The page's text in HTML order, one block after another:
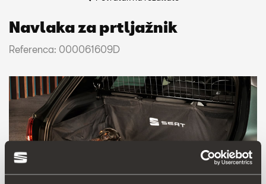
Navlaka za prtljažnik
Referenca: 000061609D